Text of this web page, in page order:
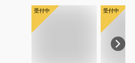
受付中 受付中